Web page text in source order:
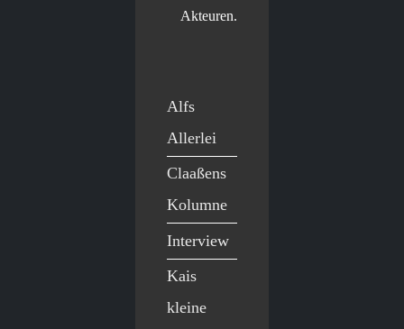
Akteuren.
Alfs
Allerlei
Claaßens
Kolumne
Interview
Kais
kleine